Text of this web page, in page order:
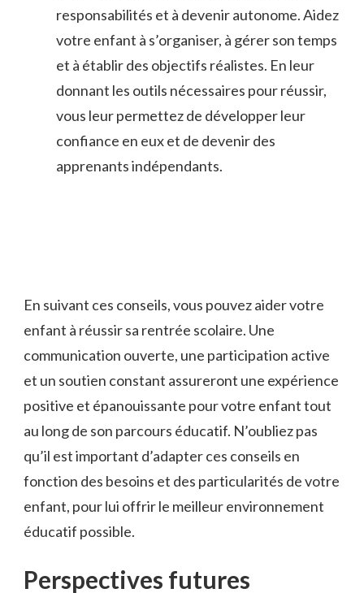
responsabilités ⁢et à devenir autonome. Aidez
votre enfant à s’organiser, à gérer son temps
et à établir des objectifs réalistes.​ En leur
⁣donnant les outils nécessaires⁣ pour réussir,
vous leur ⁣permettez de ⁤développer leur
confiance ⁤en eux​ et de‌ devenir des
apprenants indépendants.
En suivant ces conseils, vous pouvez aider votre
enfant à réussir sa rentrée scolaire. Une
communication ouverte, une participation active
et ⁢un soutien constant assureront une expérience
positive et épanouissante pour votre enfant tout
au long de son parcours éducatif. N’oubliez pas
qu’il est important d’adapter ces conseils en‌
fonction des besoins⁣ et des particularités de votre
enfant, pour lui offrir le meilleur environnement
éducatif‍ possible.
Perspectives futures